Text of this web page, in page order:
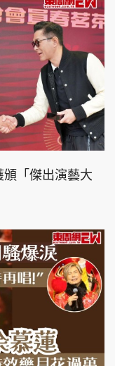
「傑出演藝大